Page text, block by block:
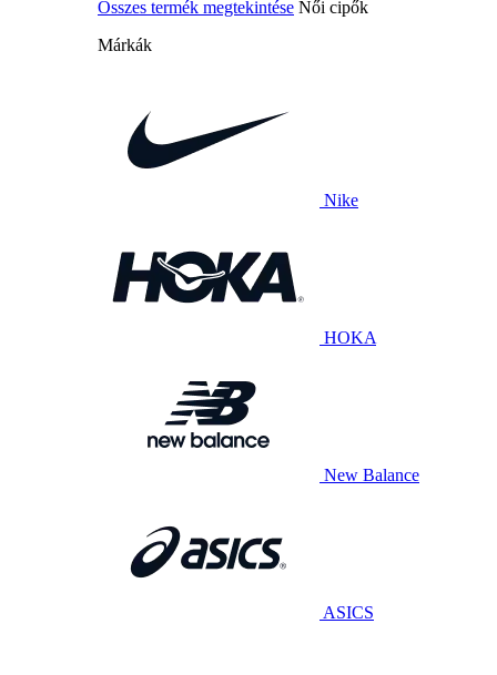
Összes termék megtekintése Női cipők
Márkák
Nike
HOKA
New Balance
ASICS